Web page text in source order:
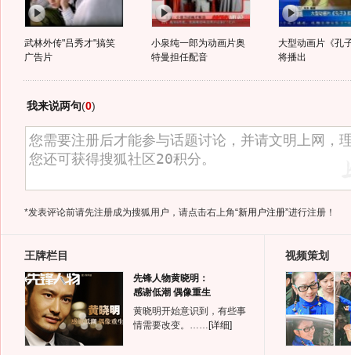
武林外传"吕秀才"搞笑
广告片
小泉纯一郎为动画片奥
特曼担任配音
大型动画片《孔
将播出
我来说两句(0)
*发表评论前请先注册成为搜狐用户，请点击右上角“新用户注册”进行注册！
王牌栏目
先锋人物黄晓明：
感谢低潮 偶像重生
黄晓明开始意识到，有些事
情需要改变。…… [详细]
视频策划